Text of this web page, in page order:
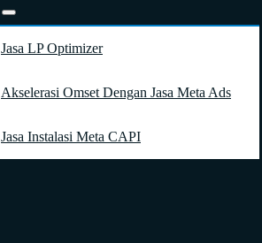
Jasa LP Optimizer
Akselerasi Omset Dengan Jasa Meta Ads
Jasa Instalasi Meta CAPI